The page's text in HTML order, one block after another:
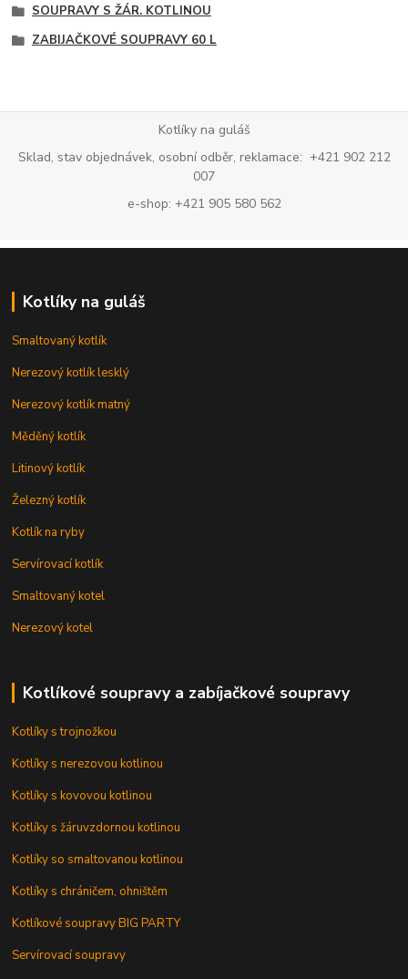
SOUPRAVY S ŽÁR. KOTLINOU
ZABIJAČKOVÉ SOUPRAVY 60 L
Kotlíky na guláš
Sklad, stav objednávek, osobní odběr, reklamace: +421 902 212
007
e-shop: +421 905 580 562
Kotlíky na guláš
Smaltovaný kotlík
Nerezový kotlík lesklý
Nerezový kotlík matný
Měděný kotlík
Litinový kotlík
Železný kotlík
Kotlík na ryby
Servírovací kotlík
Smaltovaný kotel
Nerezový kotel
Kotlíkové soupravy a zabíjačkové soupravy
Kotlíky s trojnožkou
Kotlíky s nerezovou kotlinou
Kotlíky s kovovou kotlinou
Kotlíky s žáruvzdornou kotlinou
Kotlíky so smaltovanou kotlinou
Kotlíky s chráničem, ohništěm
Kotlíkové soupravy BIG PARTY
Servírovací soupravy